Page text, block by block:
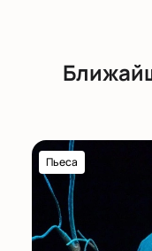
Пьеса